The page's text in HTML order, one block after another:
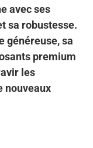
avec ses
sa robustesse.
généreuse, sa
premium
les
nouveaux